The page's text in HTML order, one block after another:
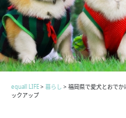
equall LIFE> 暮らし > 福岡県で愛犬とおで
ックアップ